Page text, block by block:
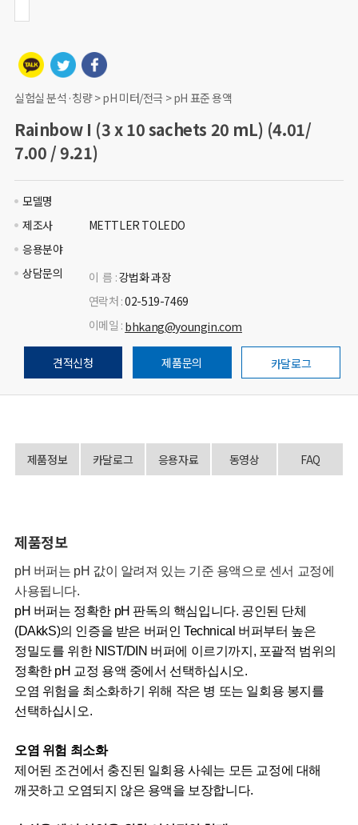
실험실 분석·칭량 > pH 미터/전극 > pH 표준 용액
Rainbow I (3 x 10 sachets 20 mL) (4.01/
7.00 / 9.21)
모델명
제조사
METTLER TOLEDO
응용분야
상담문의
이 름 :강법화 과장
연락처 :02-519-7469
이메일 : bhkang@youngin.com
견적신청 제품문의 카달로그
제품정보 카달로그 응용자료 동영상 FAQ
제품정보
pH 버퍼는 pH 값이 알려져 있는 기준 용액으로 센서 교정에
사용됩니다.
pH 버퍼는 정확한pH 판독의 핵심입니다. 공인된 단체
(DAkkS)의 인증을 받은 버퍼인 Technical 버퍼부터 높은
정밀도를 위한 NIST/DIN 버퍼에 이르기까지 , 포괄적 범위의
정확한pH 교정 용액 중에서 선택하십시오.
오염 위험을 최소화하기 위해 작은 병 또는 일회용 봉지를
선택하십시오.
오염 위험 최소화
제어된 조건에서 충진된 일회용 사쉐는 모든 교정에 대해
깨끗하고 오염되지 않은 용액을 보장합니다.